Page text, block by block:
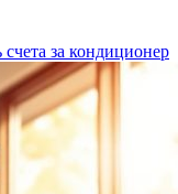
за кондиционер